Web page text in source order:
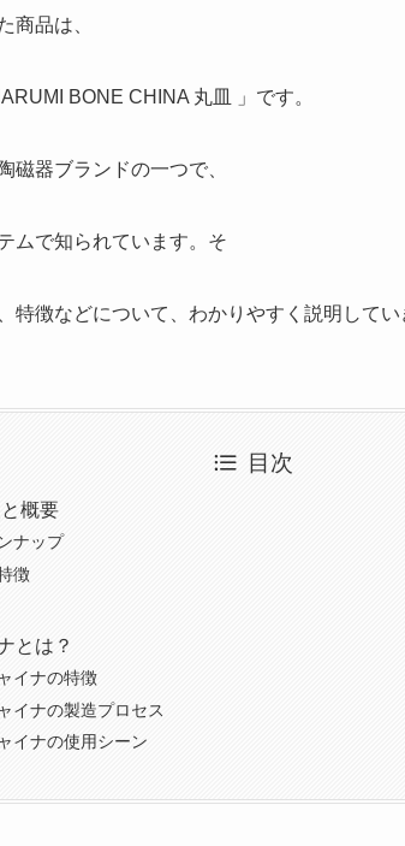
商品は、
BONE CHINA 丸皿 」です。
磁器ブランドの一つで、
ムで知られています。そ
特徴などについて、わかりやすく説明してい
目次
概要
ナップ
徴
とは？
イナの特徴
イナの製造プロセス
イナの使用シーン